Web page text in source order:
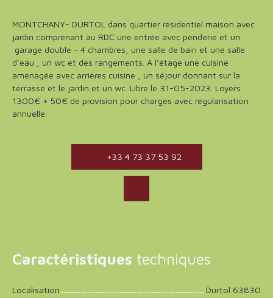
MONTCHANY- DURTOL dans quartier résidentiel maison avec
jardin comprenant au RDC une entrée avec penderie et un
garage double - 4 chambres, une salle de bain et une salle
d'eau , un wc et des rangements. A l'étage une cuisine
aménagée avec arrières cuisine , un séjour donnant sur la
terrasse et le jardin et un wc. Libre le 31-05-2023. Loyers
1300€ + 50€ de provision pour charges avec régularisation
annuelle.
+33 4 73 37 53 92
Caractéristiques techniques
Localisation
Durtol 63830